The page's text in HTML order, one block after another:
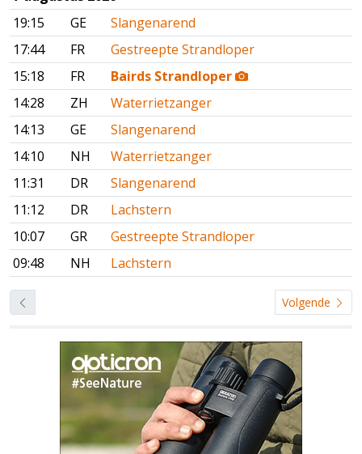
19:15
GE
Slangenarend
17:44
FR
Gestreepte Strandloper
15:18
FR
Bairds Strandloper
14:28
ZH
Waterrietzanger
14:13
GE
Slangenarend
14:10
NH
Waterrietzanger
11:31
DR
Slangenarend
11:12
DR
Lachstern
10:07
GR
Gestreepte Strandloper
09:48
NH Lachstern
Volgende